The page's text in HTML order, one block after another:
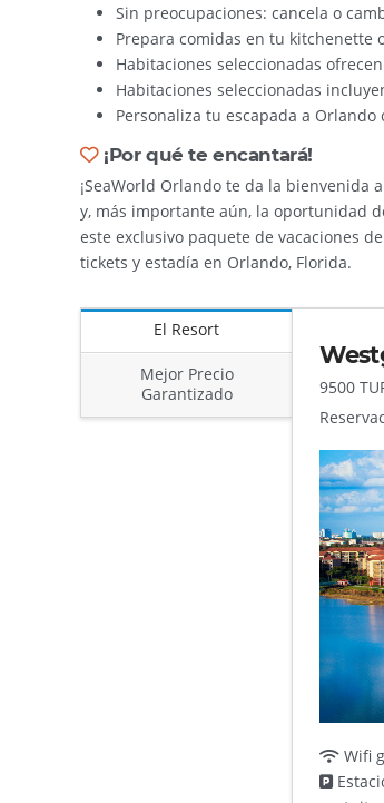
Sin preocupaciones: cancela o
Prepara comidas en tu
Habitaciones seleccionadas
Habitaciones seleccionadas
Personaliza tu escapada a
¡Por qué te encantará!
¡SeaWorld Orlando te da la bienvenida
y, más importante aún, la oportunidad
este exclusivo paquete de vacaciones
tickets y estadía en Orlando, Florida.
El Resort
Mejor Precio
Garantizado
9500
Wifi